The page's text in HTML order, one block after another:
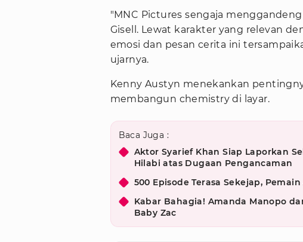
"MNC Pictures sengaja
Gisell. Lewat karakter yang relevan
emosi dan pesan cerita ini
ujarnya.
Kenny Austyn menekankan
membangun chemistry di layar.
Baca Juga :
Aktor Syarief Khan Siap Laporkan
Hilabi atas Dugaan Pengancaman
500 Episode Terasa Sekejap,
Kabar Bahagia! Amanda Manopo
Baby Zac